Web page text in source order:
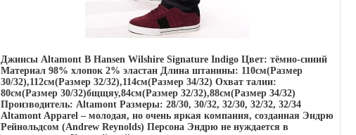
Джинсы Altamont B Hansen Wilshire Signature Indigo Цвет: тёмно-синий
Материал 98% хлопок 2% эластан Длина штанины: 110см(Размер
30/32),112см(Размер 32/32),114см(Размер 34/32) Охват талии:
80см(Размер 30/32)бщщяу,84см(Размер 32/32),88см(Размер 34/32)
Производитель: Altamont Размеры: 28/30, 30/32, 32/30, 32/32, 32/34
Altamont Apparel – молодая, но очень яркая компания, созданная Эндрю
Рейнольдсом (Andrew Reynolds) Персона Эндрю не нуждается в